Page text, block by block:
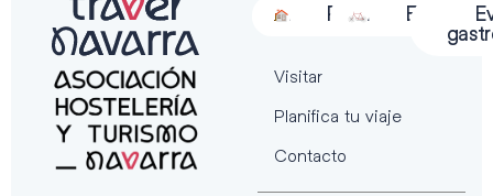
Alojamiento
Restauración
Actividades
Visitar
Planifica tu viaje
Contacto